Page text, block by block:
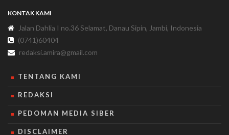
KONTAK KAMI
Jalan Dahlia I no.36 Selamat, Danau Sipin, Jambi, Indonesia
(0741)60404
redaksi.amira@gmail.com
TENTANG KAMI
REDAKSI
PEDOMAN MEDIA SIBER
DISCLAIMER